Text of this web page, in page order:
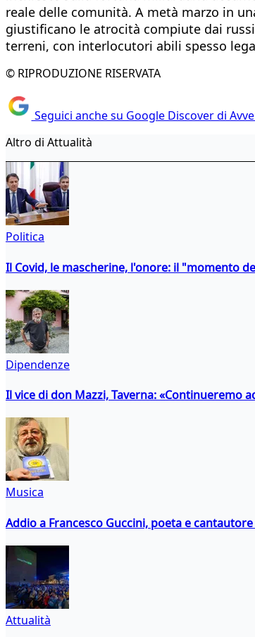
reale delle comunità. A metà marzo in
giustificano le atrocità compiute dai
terreni, con interlocutori abili spesso
© RIPRODUZIONE RISERVATA
Seguici anche su Google Discover di
Altro di Attualità
Politica
Il Covid, le mascherine, l'onore: il "momento
Dipendenze
Il vice di don Mazzi, Taverna: «Continueremo
Musica
Addio a Francesco Guccini, poeta e
Attualità